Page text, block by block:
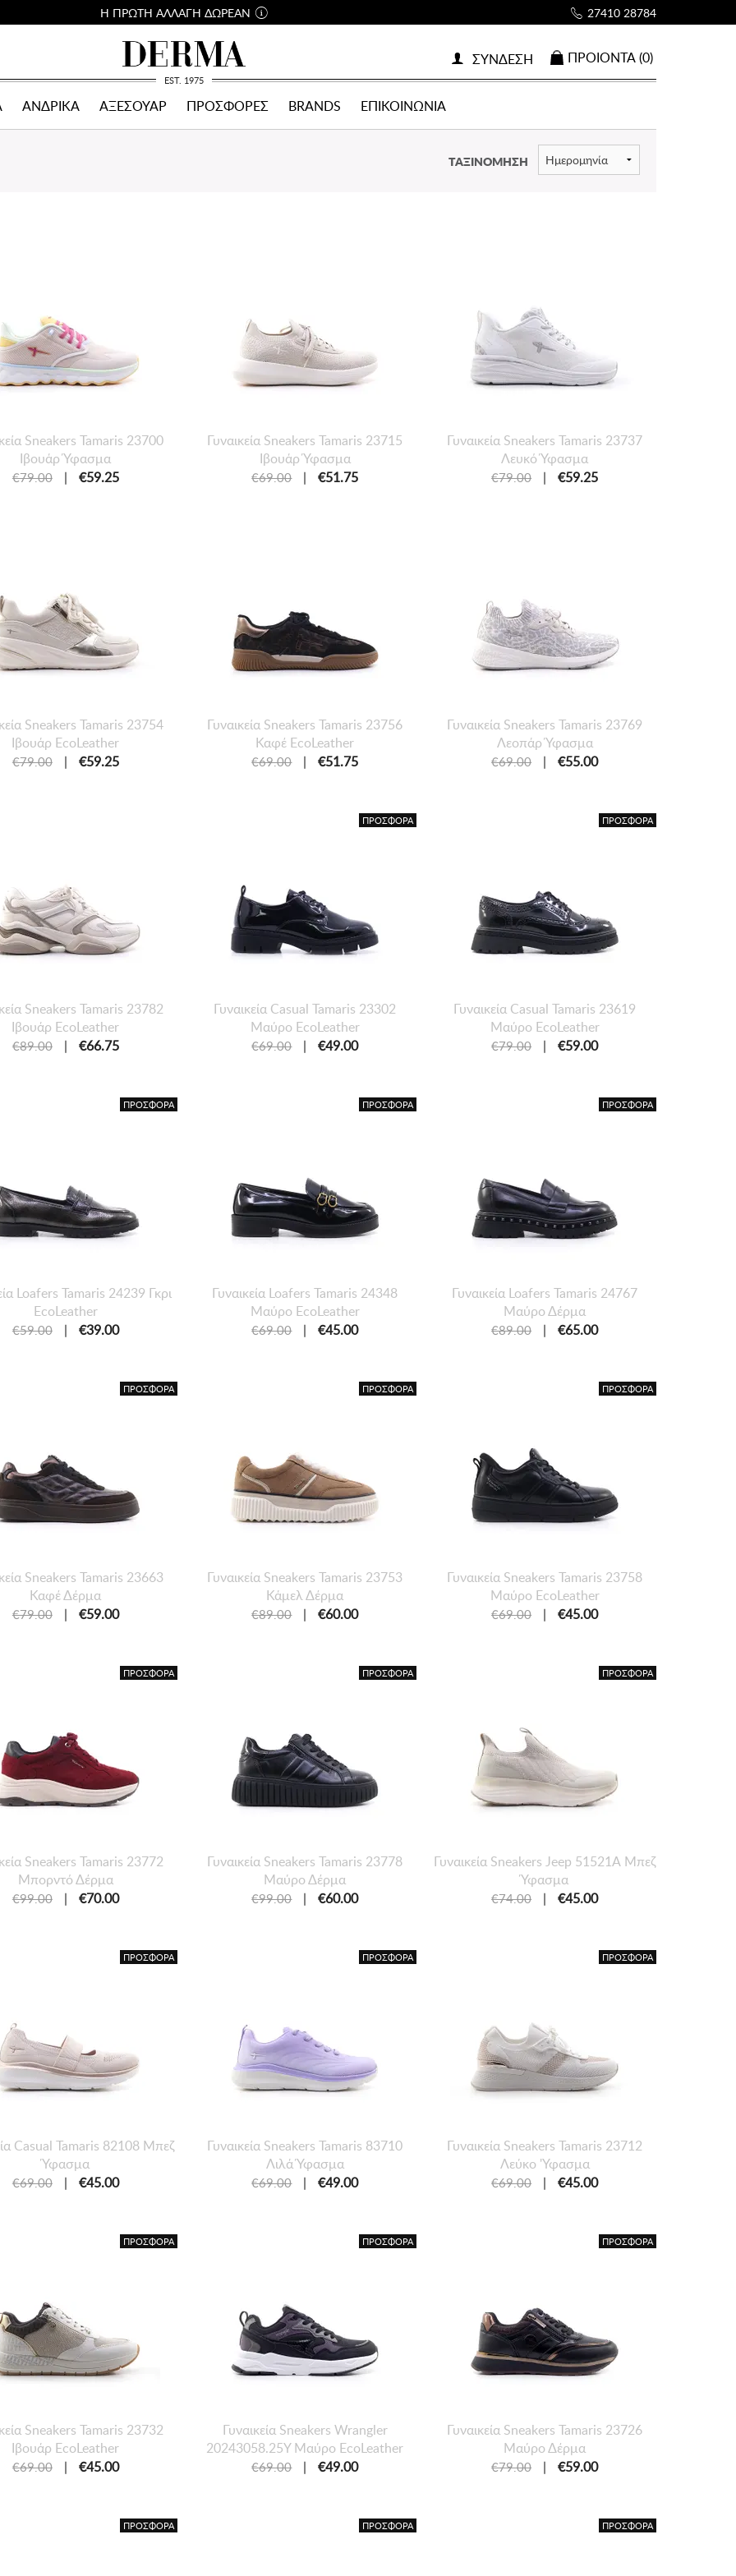
Η ΠΡΩΤΗ ΑΛΛΑΓΗ ΔΩΡΕΑΝ 27410 28784
ΠΡΟΙOΝΤΑ (0)
ΣΥΝΔΕΣΗ
EST. 1975
ΑΝΔΡΙΚΑ ΑΞΕΣΟΥΑΡ ΠΡΟΣΦΟΡΕΣ BRANDS ΕΠΙΚΟΙΝΩΝΙΑ
ΤΑΞΙΝΟΜΗΣΗ
Sneakers Tamaris 23700
Ιβουάρ Ύφασμα
€79.00 | €59.25
Γυναικεία Sneakers Tamaris 23715
Ιβουάρ Ύφασμα
€69.00 | €51.75
Γυναικεία Sneakers Tamaris 23737
Λευκό Ύφασμα
€79.00 | €59.25
Sneakers Tamaris 23754
Ιβουάρ EcoLeather
€79.00 | €59.25
Γυναικεία Sneakers Tamaris 23756
Καφέ EcoLeather
€69.00 | €51.75
Γυναικεία Sneakers Tamaris 23769
Λεοπάρ Ύφασμα
€69.00 | €55.00
Sneakers Tamaris 23782
Ιβουάρ EcoLeather
€89.00 | €66.75
ΠΡΟΣΦΟΡΑ
Γυναικεία Casual Tamaris 23302
Μαύρο EcoLeather
€69.00 | €49.00
ΠΡΟΣΦΟΡΑ
Γυναικεία Casual Tamaris 23619
Μαύρο EcoLeather
€79.00 | €59.00
ΠΡΟΣΦΟΡΑ
Loafers Tamaris 24239 Γκρι
EcoLeather
€59.00 | €39.00
ΠΡΟΣΦΟΡΑ
Γυναικεία Loafers Tamaris 24348
Μαύρο EcoLeather
€69.00 | €45.00
ΠΡΟΣΦΟΡΑ
Γυναικεία Loafers Tamaris 24767
Μαύρο Δέρμα
€89.00 | €65.00
ΠΡΟΣΦΟΡΑ
Sneakers Tamaris 23663
Καφέ Δέρμα
€79.00 | €59.00
ΠΡΟΣΦΟΡΑ
Γυναικεία Sneakers Tamaris 23753
Κάμελ Δέρμα
€89.00 | €60.00
ΠΡΟΣΦΟΡΑ
Γυναικεία Sneakers Tamaris 23758
Μαύρο EcoLeather
€69.00 | €45.00
ΠΡΟΣΦΟΡΑ
Sneakers Tamaris 23772
Μπορντό Δέρμα
€99.00 | €70.00
ΠΡΟΣΦΟΡΑ
Γυναικεία Sneakers Tamaris 23778
Μαύρο Δέρμα
€99.00 | €60.00
ΠΡΟΣΦΟΡΑ
Γυναικεία Sneakers Jeep 51521Α Μπεζ
Ύφασμα
€74.00 | €45.00
ΠΡΟΣΦΟΡΑ
Casual Tamaris 82108 Μπεζ
Ύφασμα
€69.00 | €45.00
ΠΡΟΣΦΟΡΑ
Γυναικεία Sneakers Tamaris 83710
Λιλά Ύφασμα
€69.00 | €49.00
ΠΡΟΣΦΟΡΑ
Γυναικεία Sneakers Tamaris 23712
Λεύκο 'Υφασμα
€69.00 | €45.00
ΠΡΟΣΦΟΡΑ
Sneakers Tamaris 23732
Ιβουάρ EcoLeather
€69.00 | €45.00
ΠΡΟΣΦΟΡΑ
Γυναικεία Sneakers Wrangler
20243058.25Y Μαύρο EcoLeather
€69.00 | €49.00
ΠΡΟΣΦΟΡΑ
Γυναικεία Sneakers Tamaris 23726
Μαύρο Δέρμα
€79.00 | €59.00
ΠΡΟΣΦΟΡΑ ΠΡΟΣΦΟΡΑ ΠΡΟΣΦΟΡΑ